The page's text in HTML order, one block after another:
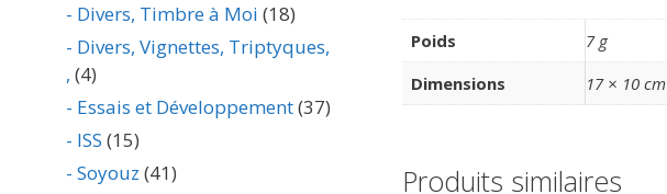
Poids
7 g
Dimensions
17 × 10 cm
Produits similaires
- Divers, Timbre à Moi (18)
- Divers, Vignettes, Triptyques,
, (4)
- Essais et Développement(37)
- ISS (15)
- Soyouz (41)